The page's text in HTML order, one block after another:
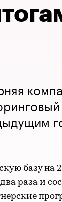
базу на
раза и